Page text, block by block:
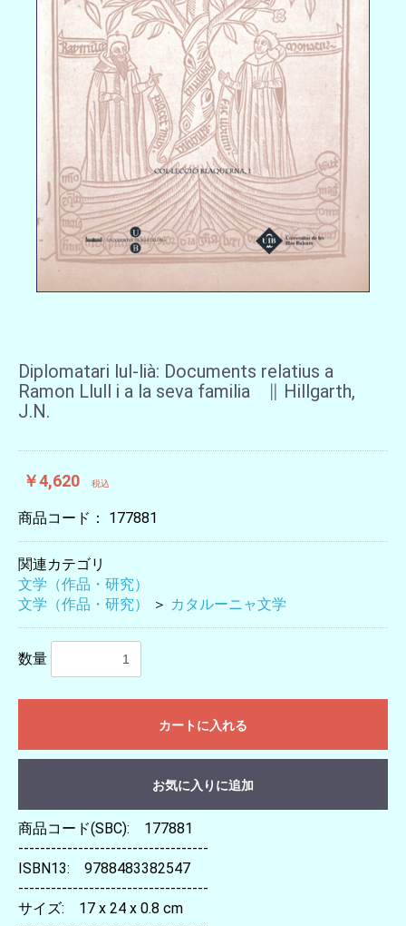
Diplomatari lul-lià: Documents relatius a
Ramon Llull i a la seva familia ∥ Hillgarth,
J.N.
￥4,620 税込
商品コード： 177881
関連カテゴリ
文学（作品・研究）
文学（作品・研究）
＞ カタルーニャ文学
数量
カートに入れる
お気に入りに追加
商品コード(SBC): 177881
-----------------------------------
ISBN13: 9788483382547
-----------------------------------
サイズ: 17 x 24 x 0.8 cm